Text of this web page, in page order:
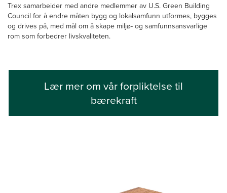
Trex samarbeider med andre medlemmer av U.S. Green Building
Council for å endre måten bygg og lokalsamfunn utformes, bygges
og drives på, med mål om å skape miljø- og samfunnsansvarlige
rom som forbedrer livskvaliteten.
Lær mer om vår forpliktelse til
bærekraft